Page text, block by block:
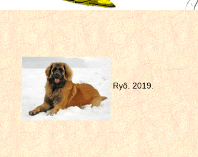
Ryô. 2019.